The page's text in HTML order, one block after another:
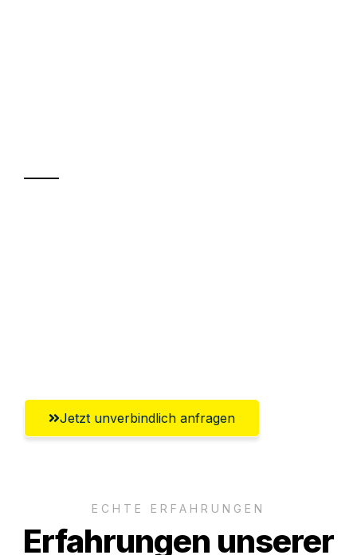
Jetzt unverbindlich anfragen
ECHTE ERFAHRUNGEN
Erfahrungen unserer